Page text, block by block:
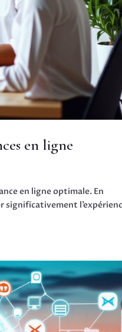
en ligne
en ligne optimale. En